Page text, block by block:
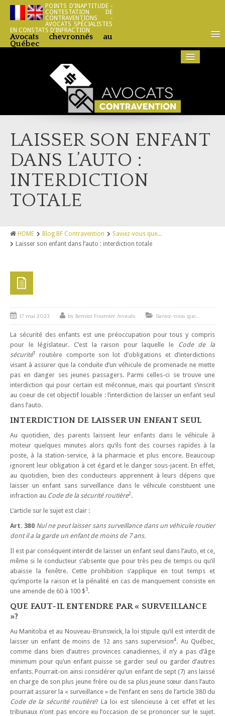
POINTS D’INAPTITUDE -
CONTESTATION DE
CONTRAVENTIONS -
AVOCATS SPÉCIALISTES
EN CONSTATS D’INFRACTION
Avocats chevronnés au
Québec
Services
Constat d’infraction
Permis restreint
Mainlevée de saisie
Tarifs
Me Marco Morin, LL.B.
Nous joindre
LAISSER SON ENFANT
DANS L’AUTO :
INTERDICTION
TOTALE
HOME Blog BF Contravention
Saviez-vous que...
Laisser son enfant dans l’auto : interdiction totale
17 mai 2023 by Bernier Fournier Avocats Saviez-vous que...
La sécurité des enfants est une préoccupation pour tous y compris
pour le législateur. C’est la raison pour laquelle le Code de la
sécurité1
routière comporte son lot d’obligations et d’interdictions
visant à assurer que la conduite d’un véhicule de promenade ne mette
pas en danger ses jeunes passagers. Parmi celles-ci se trouve une
interdiction qui pour certain est méconnue, mais qui pourtant s’inscrit
au coeur de cet objectif louable : l’interdiction de laisser un enfant seul
dans l’auto.
INTERDICTION DE LAISSER UN ENFANT SEUL
Au quotidien, des parents laissent leur enfants dans le véhicule à
moteur quelques minutes alors qu’ils font des courses rapides à la
poste, à la station-service, à la pharmacie et plus encore. Beaucoup
ignorent leur obligation à cet égard et le danger sous-jacent. En effet,
au quotidien, bien des conducteurs apprennent à leurs dépens que
laisser un enfant sans surveillance dans le véhicule constituent une
infraction au Code de la sécurité routière2.
L’article sur le sujet est clair :
Art. 380 Nul ne peut laisser sans surveillance dans un véhicule routier
dont il a la garde un enfant de moins de 7 ans.
Il est par conséquent interdit de laisser un enfant seul dans l’auto, et ce,
même si le conducteur s’absente que pour très peu de temps ou qu’il
abaisse la fenêtre. Cette prohibition s’applique en tout temps et
qu’importe la raison et la pénalité en cas de manquement consiste en
une amende de 60 à 100 $3.
QUE FAUT-IL ENTENDRE PAR « SURVEILLANCE
»?
Au Manitoba et au Nouveau-Brunswick, la loi stipule qu’il est interdit de
laisser un enfant de moins de 12 ans sans supervision4. Au Québec,
comme dans bien d’autres provinces canadiennes, il n’y a pas d’âge
minimum pour qu’un enfant puisse se garder seul ou garder d’autres
enfants. Pourrait-on ainsi considérer qu’un enfant de sept (7) ans laissé
en charge de son plus jeune frère ou de sa plus jeune sœur dans l’auto
pourrait assurer la « surveillance » de l’enfant en sens de l’article 380 du
Code de la sécurité routière? La loi est silencieuse à cet effet et les
tribunaux n’ont pas encore eu l’occasion de se prononcer sur le sujet.